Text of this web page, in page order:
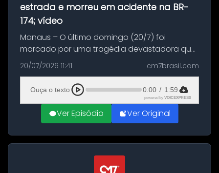
estrada e morreu em acidente na BR-
174; vídeo
Manaus – O último domingo (20/7) foi
marcado por uma tragédia devastadora que
resultou na morte precoce de dois jovens na
BR-174, na zona rural de Manaus. Um passeio
com destino a um típico café regio...
20/07/2026 11:41 cm7brasil.com
Ouça o texto 0:00 / 1:59
powered by VOICEXPRESS
Ver Episódio Ver Original